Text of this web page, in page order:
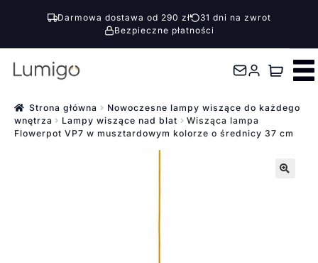
Darmowa dostawa od 290 zł
31 dni na zwrot
Bezpieczne płatności
Przejdź
nawigacji
Przejdź
treści Strona główna
Nowoczesne lampy wiszące do każdego
wnętrza
Lampy wiszące nad blat
Wisząca lampa
Flowerpot VP7 w musztardowym kolorze o średnicy 37 cm